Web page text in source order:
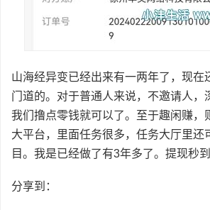
山海经异变已经出来有一两年了，现在
门道的。对于普通人来说，不邀请人，
我们撸点零钱就可以了。至于趣闲赚，
大平台，里面任务很多，任务大厅里还
目。我是已经做了有3年多了。提现秒
分享到：